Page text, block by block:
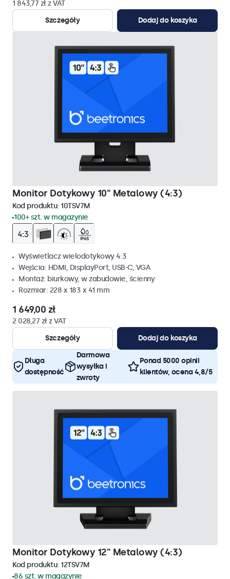
1 843,77 zł z VAT
Szczegóły
Dodaj do koszyka
Monitor Dotykowy 10" Metalowy (4:3)
Kod produktu: 10TSV7M
100+ szt. w magazynie
Wyświetlacz wielodotykowy 4:3
Wejścia: HDMI, DisplayPort, USB-C, VGA
Montaż: biurkowy, w zabudowie, ścienny
Rozmiar: 228 x 183 x 41 mm
1 649,00 zł
2 028,27 zł z VAT
Szczegóły
Dodaj do koszyka
Długa
dostępność
Darmowa
wysyłka i
zwroty
Ponad 5000 opinii
klientów, ocena 4,8/5
Monitor Dotykowy 12" Metalowy (4:3)
Kod produktu: 12TSV7M
86 szt. w magazynie